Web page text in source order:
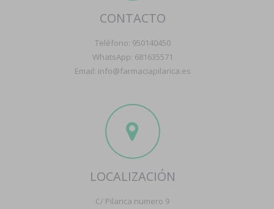
CONTACTO
Teléfono: 950140450
WhatsApp: 681635571
Email: info@farmaciapilarica.es
LOCALIZACIÓN
C/ Pilarica numero 9